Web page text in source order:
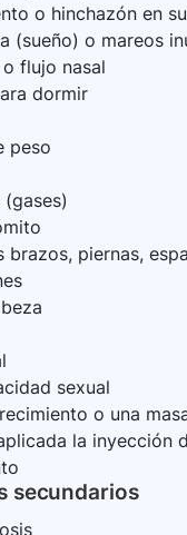
o hinchazón en
(sueño) o mareos
flujo nasal
dormir
peso
brazos, piernas,
sexual
o una
la inyección
secundarios